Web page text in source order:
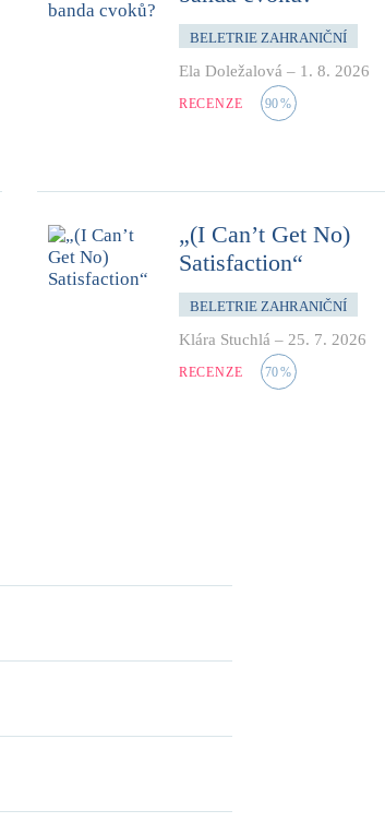
BELETRIE ZAHRANIČNÍ
Ela Doležalová – 1. 8. 2026
RECENZE 90%
„(I Can’t Get No)
Satisfaction“
BELETRIE ZAHRANIČNÍ
Klára Stuchlá – 25. 7. 2026
RECENZE 70%